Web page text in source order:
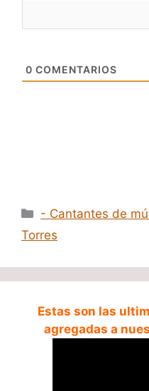
0 COMENTARIOS
Categorías
- Cantantes de
Torres
Estas son las
agregadas a